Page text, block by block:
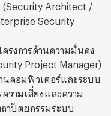
(Security Architect /
Security
ครงการด้านความมั่นคง
Project Manager)
นคอมพิวเตอร์และระบบ
วามเสี่ยงและความ
าปัตยกรรมระบบ